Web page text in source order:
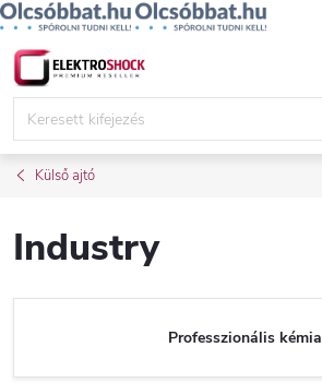
Ugrás
Külső ajtó
Industry
Professzionális kémia